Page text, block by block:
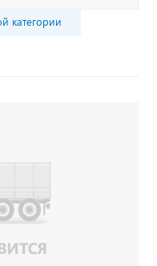
категории